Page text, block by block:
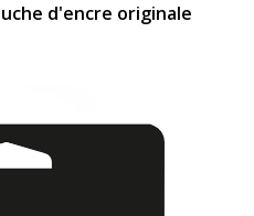
d'encre originale